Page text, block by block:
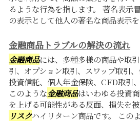
るような行為を指します。 著名表示
の表示として他人の著名な商品表示
金融商品トラブルの解決の流れ
金融商品には、多種多様の商品や取
引、オプション取引、スワップ取引、
投資信託、個人年金保険、CFD取引
このような金融商品はいわゆる投資
を上げる可能性がある反面、損失を
リスクハイリターン商品です。 この